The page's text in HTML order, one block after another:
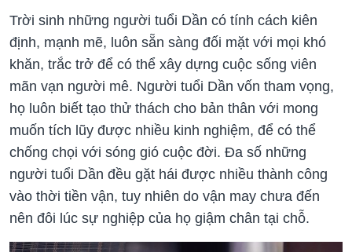
Trời sinh những người tuổi Dần có tính cách kiên
định, mạnh mẽ, luôn sẵn sàng đối mặt với mọi khó
khăn, trắc trở để có thể xây dựng cuộc sống viên
mãn vạn người mê. Người tuổi Dần vốn tham vọng,
họ luôn biết tạo thử thách cho bản thân với mong
muốn tích lũy được nhiều kinh nghiệm, để có thể
chống chọi với sóng gió cuộc đời. Đa số những
người tuổi Dần đều gặt hái được nhiều thành công
vào thời tiền vận, tuy nhiên do vận may chưa đến
nên đôi lúc sự nghiệp của họ giậm chân tại chỗ.